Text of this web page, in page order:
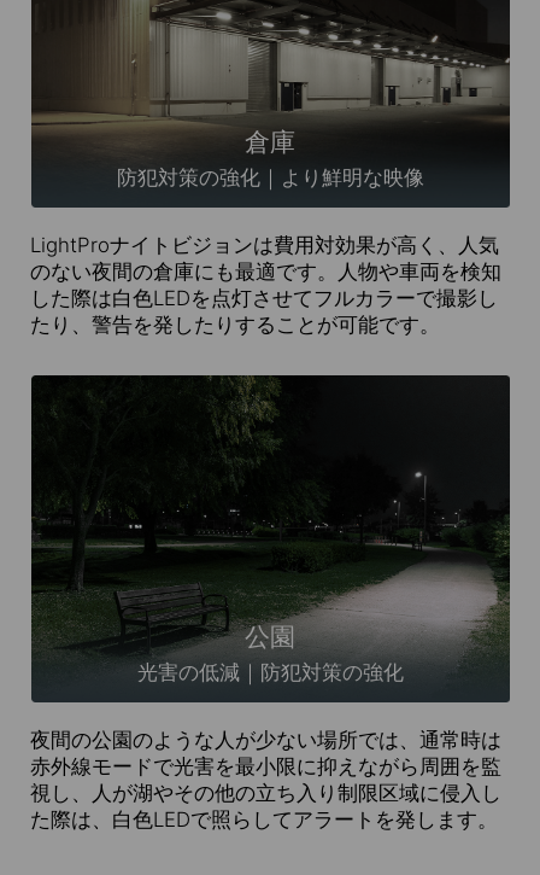
倉庫
防犯対策の強化｜より鮮明な映像
LightProナイトビジョンは費用対効果が高く、人気
のない夜間の倉庫にも最適です。人物や車両を検知
した際は白色LEDを点灯させてフルカラーで撮影し
たり、警告を発したりすることが可能です。
公園
光害の低減｜防犯対策の強化
夜間の公園のような人が少ない場所では、通常時は
赤外線モードで光害を最小限に抑えながら周囲を監
視し、人が湖やその他の立ち入り制限区域に侵入し
た際は、白色LEDで照らしてアラートを発します。